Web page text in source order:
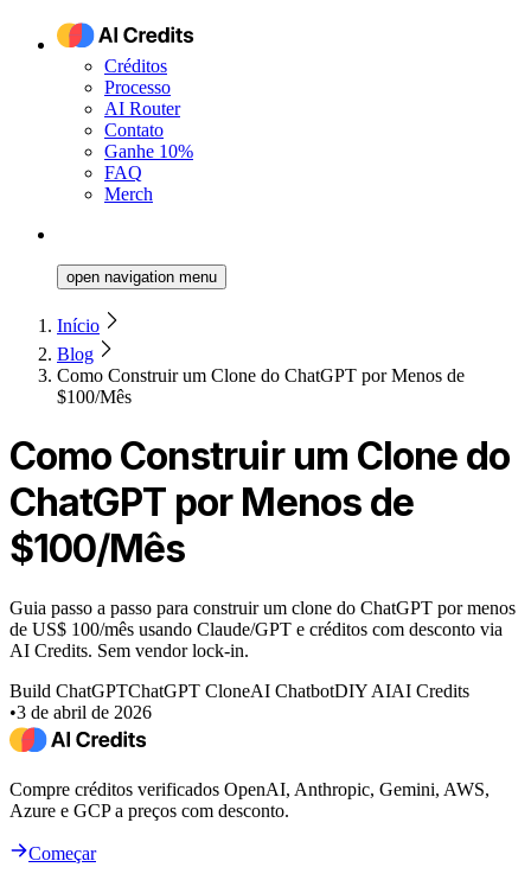
Créditos
Processo
AI Router
Contato
Ganhe 10%
FAQ
Merch
open navigation menu
Início
Blog
Como Construir um Clone do ChatGPT por Menos de
$100/Mês
Como Construir um Clone do
ChatGPT por Menos de
$100/Mês
Guia passo a passo para construir um clone do ChatGPT por menos
de US$ 100/mês usando Claude/GPT e créditos com desconto via
AI Credits. Sem vendor lock-in.
Build ChatGPTChatGPT CloneAI ChatbotDIY AIAI Credits
•3 de abril de 2026
Compre créditos verificados OpenAI, Anthropic, Gemini, AWS,
Azure e GCP a preços com desconto.
Começar